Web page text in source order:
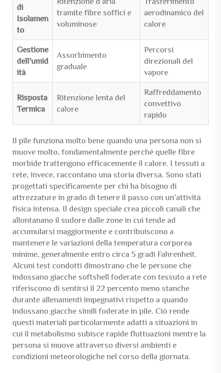
di
Isolamen
to
tramite fibre soffici e
voluminose
aerodinamico del
calore
Gestione
dell’umid
ità
Assorbimento
graduale
Percorsi
direzionali del
vapore
Risposta
Termica
Ritenzione lenta del
calore
Raffreddamento
convettivo
rapido
Il pile funziona molto bene quando una persona non si
muove molto, fondamentalmente perché quelle fibre
morbide trattengono efficacemente il calore. I tessuti a
rete, invece, raccontano una storia diversa. Sono stati
progettati specificamente per chi ha bisogno di
attrezzature in grado di tenere il passo con un’attività
fisica intensa. Il design speciale crea piccoli canali che
allontanano il sudore dalle zone in cui tende ad
accumularsi maggiormente e contribuiscono a
mantenere le variazioni della temperatura corporea
minime, generalmente entro circa 5 gradi Fahrenheit.
Alcuni test condotti dimostrano che le persone che
indossano giacche softshell foderate con tessuto a rete
riferiscono di sentirsi il 22 percento meno stanche
durante allenamenti impegnativi rispetto a quando
indossano giacche simili foderate in pile. Ciò rende
questi materiali particolarmente adatti a situazioni in
cui il metabolismo subisce rapide fluttuazioni mentre la
persona si muove attraverso diversi ambienti e
condizioni meteorologiche nel corso della giornata.